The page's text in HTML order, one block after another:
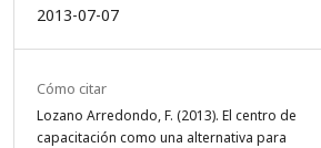
2013-07-07
Cómo citar
Lozano Arredondo, F. (2013). El centro de
capacitación como una alternativa para